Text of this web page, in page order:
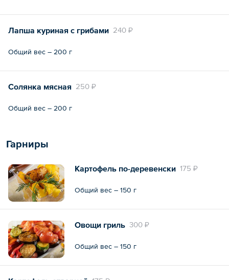
240 ₽
Лапша куриная с грибами
Общий вес – 200 г
250 ₽
Солянка мясная
Общий вес – 200 г
Гарниры
175 ₽
Картофель по-деревенски
Общий вес – 150 г
300 ₽
Овощи гриль
Общий вес – 150 г